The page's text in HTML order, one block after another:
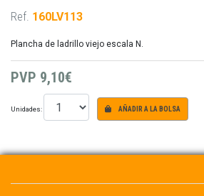
Ref. 160LV113
Plancha de ladrillo viejo escala N.
PVP 9,10€
Unidades: AÑADIR A LA BOLSA